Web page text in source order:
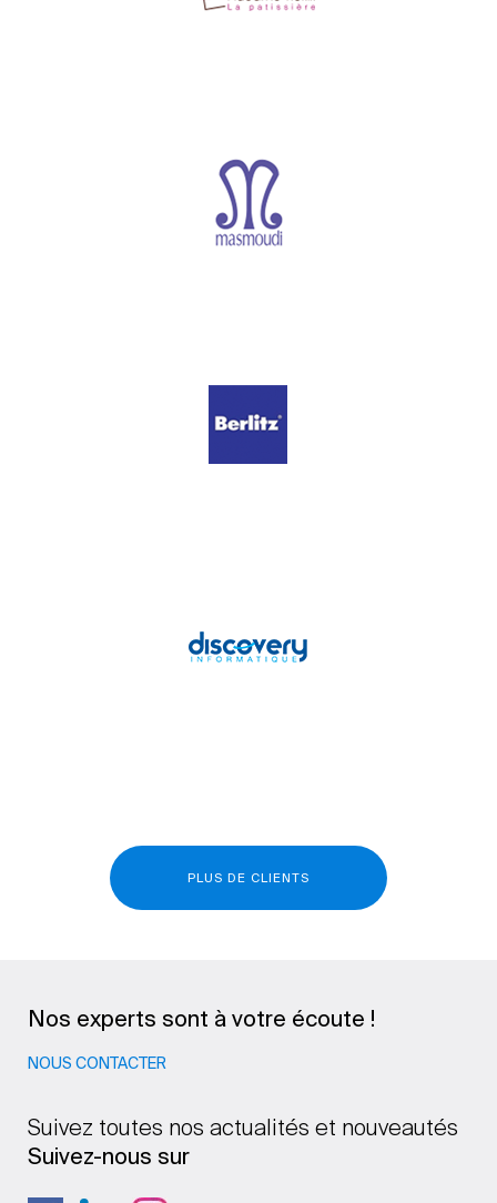
PLUS DE CLIENTS
Nos experts sont à votre écoute !
NOUS CONTACTER
Suivez toutes nos actualités et nouveautés
Suivez-nous sur